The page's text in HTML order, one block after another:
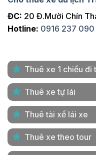
ĐC: 20 Đ.Mười Chín
Hotline: 0916 237 090
Thuê xe 1 chiều đi
Thuê xe tự lái
Thuê tài xế lái xe
Thuê xe theo tour